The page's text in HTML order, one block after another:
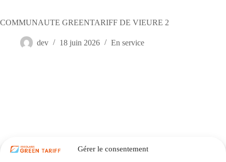
Gérer le consentement
COMMUNAUTE GREENTARIFF DE VIEURE 2
dev 18 juin 2026 En service